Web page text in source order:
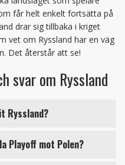
får helt enkelt fortsätta på
drar sig tillbaka i kriget
vet om Ryssland har en väg
Det återstår att se!
svar om Ryssland
Ryssland?
avstängda!
Playoff mot Polen?